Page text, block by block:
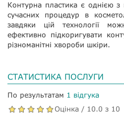
Контурна пластика є однією з
сучасних процедур в
завдяки цій технології
ефективно підкоригувати
різноманітні хвороби шкіри.
СТАТИСТИКА ПОСЛУГИ
По результатам 1 відгука
Оцінка / 10.0 з 10